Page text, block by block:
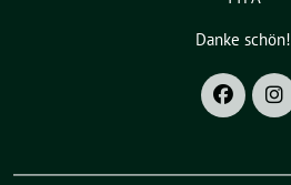
Danke schön!